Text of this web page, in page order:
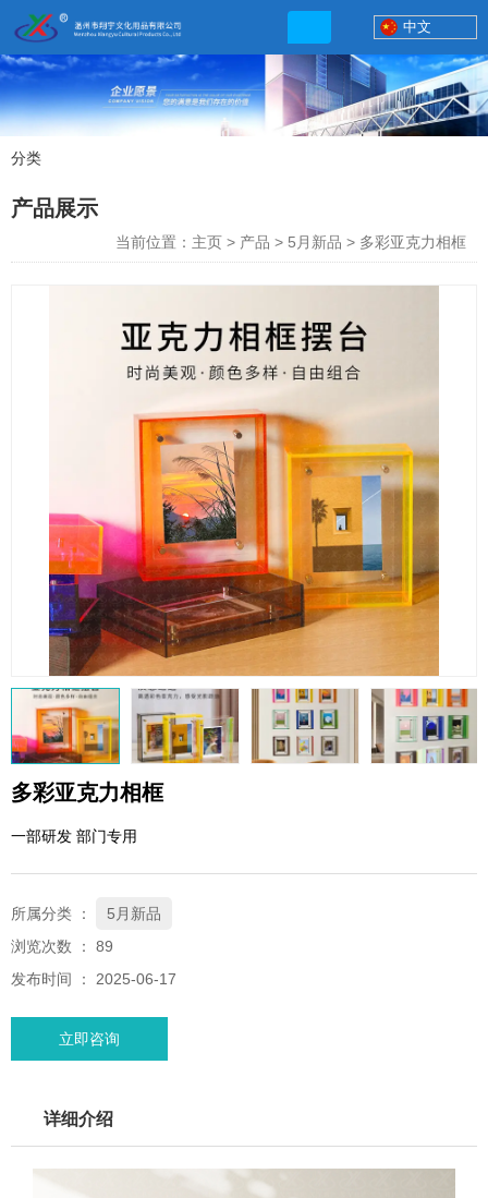
联系电话
http://xybp.tmall.com http://wzxybp.1688.com
QQ邮箱
xybp@qq.com
中文
分类
产品展示
当前位置：主页 > 产品 > 5月新品 > 多彩亚克力相框
多彩亚克力相框
一部研发 部门专用
所属分类 ：
5月新品
浏览次数 ： 89
发布时间 ： 2025-06-17
立即咨询
详细介绍